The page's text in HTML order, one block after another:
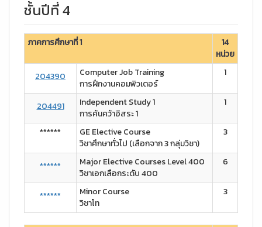
ชั้นปีที่ 4
ภาคการศึกษาที่ 1
14
หน่วย
204390
Computer Job Training
การฝึกงานคอมพิวเตอร์
1
204491
Independent Study 1
การค้นคว้าอิสระ 1
1
******
GE Elective Course
วิชาศึกษาทั่วไป (เลือกจาก 3 กลุ่มวิชา)
3
******
Major Elective Courses Level 400
วิชาเอกเลือกระดับ 400
6
******
Minor Course
วิชาโท
3